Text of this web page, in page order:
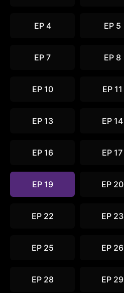
EP 4 EP 5
EP 7 EP 8
EP 10 EP 11
EP 13 EP 14
EP 16 EP 17
EP 19 EP 20
EP 22 EP 23
EP 25 EP 26
EP 28 EP 29